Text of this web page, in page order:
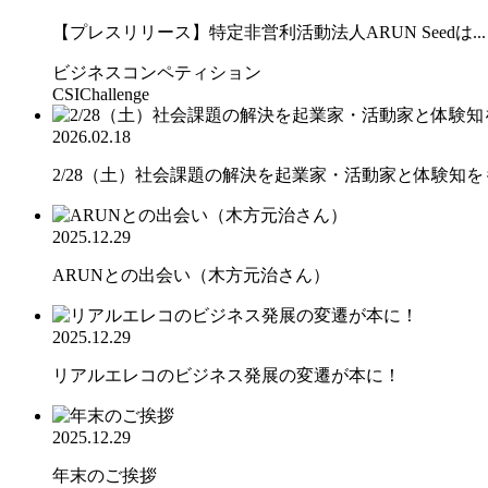
【プレスリリース】特定非営利活動法人ARUN Seedは...
ビジネスコンペティション
CSIChallenge
2026.02.18
2/28（土）社会課題の解決を起業家・活動家と体験知を
2025.12.29
ARUNとの出会い（木方元治さん）
2025.12.29
リアルエレコのビジネス発展の変遷が本に！
2025.12.29
年末のご挨拶